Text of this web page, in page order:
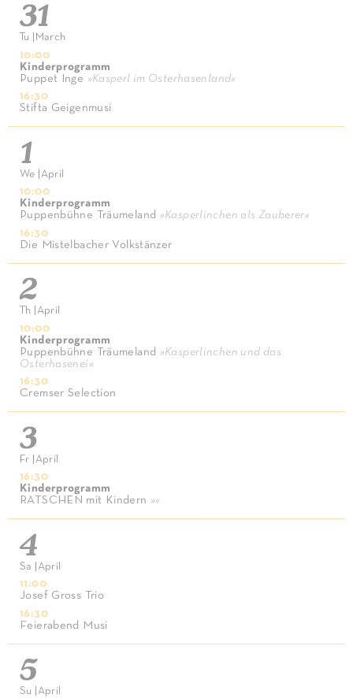
31
Tu March
10:00
Kinderprogramm
Puppet Inge »Kasperl im Osterhasenland«
16:30
Stifta Geigenmusi
1
We April
10:00
Kinderprogramm
Puppenbühne Träumeland »Kasperlinchen als Zauberer«
16:30
Die Mistelbacher Volkstänzer
2
Th April
10:00
Kinderprogramm
Puppenbühne Träumeland »Kasperlinchen und das
Osterhasenei «
16:30
Cremser Selection
3
Fr April
16:30
Kinderprogramm
RATSCHEN mit Kindern »«
4
Sa April
11:00
Josef Gross Trio
16:30
Feierabend Musi
5
Su April